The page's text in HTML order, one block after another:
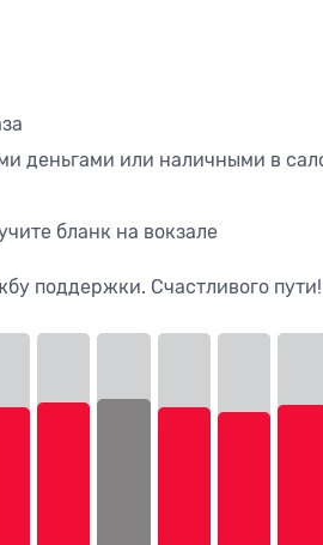
деньгами или наличными в
бланк на вокзале
поддержки. Счастливого пути!